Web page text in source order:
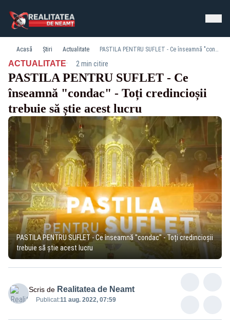
Acasă Știri Actualitate PASTILA PENTRU SUFLET - Ce înseamnă "condac" - Toți credincioșii trebuie să știe acest lucru
ACTUALITATE· 2 min citire
PASTILA PENTRU SUFLET - Ce
înseamnă "condac" - Toți credincioșii
trebuie să știe acest lucru
PASTILA PENTRU SUFLET - Ce înseamnă "condac" - Toți credincioșii
trebuie să știe acest lucru
Scris de Realitatea de Neamt
Publicat:11 aug. 2022, 07:59